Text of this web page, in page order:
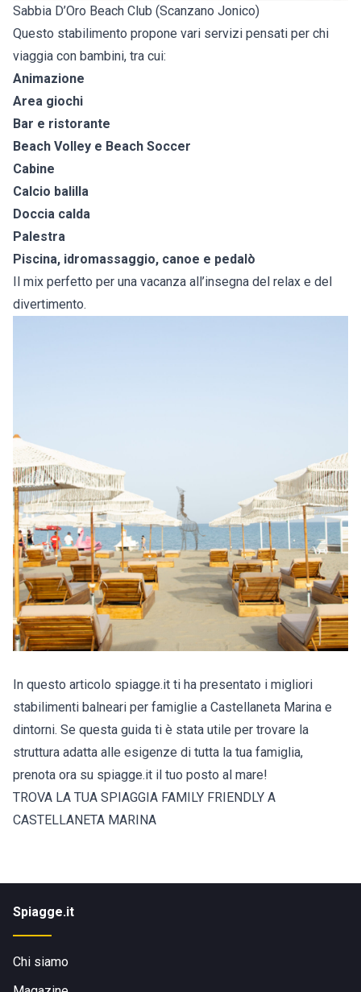
Sabbia D’Oro Beach Club (Scanzano Jonico)
Questo stabilimento propone vari servizi pensati per chi
viaggia con bambini, tra cui:
Animazione
Area giochi
Bar e ristorante
Beach Volley e Beach Soccer
Cabine
Calcio balilla
Doccia calda
Palestra
Piscina, idromassaggio, canoe e pedalò
Il mix perfetto per una vacanza all’insegna del relax e del
divertimento.
In questo articolo spiagge.it ti ha presentato i migliori
stabilimenti balneari per famiglie a Castellaneta Marina e
dintorni. Se questa guida ti è stata utile per trovare la
struttura adatta alle esigenze di tutta la tua famiglia,
prenota ora su spiagge.it il tuo posto al mare!
TROVA LA TUA SPIAGGIA FAMILY FRIENDLY A
CASTELLANETA MARINA
Spiagge.it
Chi siamo